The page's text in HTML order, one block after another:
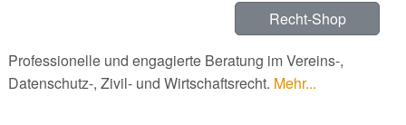
Recht-Shop
Professionelle und engagierte Beratung im Vereins-,
Datenschutz-, Zivil- und Wirtschaftsrecht. Mehr...